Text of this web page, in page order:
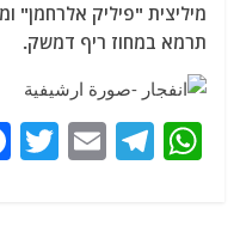
מיליצית "פיליק אלרחמן"
תרמא במחוז ריף דמשק.
W
T
E